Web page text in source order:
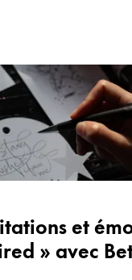
à vis
et
» avec